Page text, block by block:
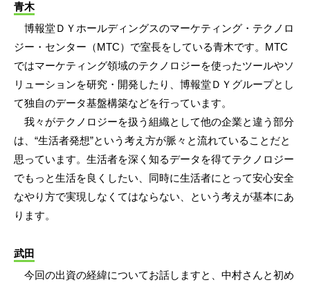
青木
博報堂ＤＹホールディングスのマーケティング・テクノロ
ジー・センター（MTC）で室長をしている青木です。MTC
ではマーケティング領域のテクノロジーを使ったツールやソ
リューションを研究・開発したり、博報堂ＤＹグループとし
て独自のデータ基盤構築などを行っています。
我々がテクノロジーを扱う組織として他の企業と違う部分
は、“生活者発想”という考え方が脈々と流れていることだと
思っています。生活者を深く知るデータを得てテクノロジー
でもっと生活を良くしたい、同時に生活者にとって安心安全
なやり方で実現しなくてはならない、という考えが基本にあ
ります。
武田
今回の出資の経緯についてお話しますと、中村さんと初め